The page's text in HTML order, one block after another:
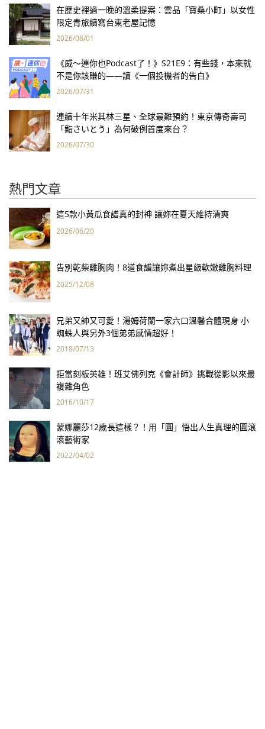
在歷史裡過一晚的溫柔提案：雲品「寶桑小町」以女性
限定青旅續寫台東老屋記憶
2026/08/01
《威～連你也Podcast了！》S21E9：有些錢，本來就
不是你該賺的——讀《一個投機者的告白》
2026/07/31
連續十年米其林三星、全球最難預約！東京傳奇壽司
「鮨さいとう」為何破例首度來台？
2026/07/30
熱門文章
這5款小黃瓜食譜真的封神 讓妳在夏天維持清爽
2026/06/20
告別乾柴雞胸肉！8道食譜讓妳煮出星級軟嫩雞胸料理
2025/12/08
兄弟又帥又可愛！湯姆荷蘭一家六口溫馨合體現身 小
蜘蛛人與另外3個弟弟感情超好！
2018/07/13
拒當刻板英雄！班艾佛列克《會計師》挑戰從影以來最
複雜角色
2016/10/17
蒙娜麗莎12歲長這樣？！用「圓」悟出人生真理的圓滾
滾藝術家
2022/04/02